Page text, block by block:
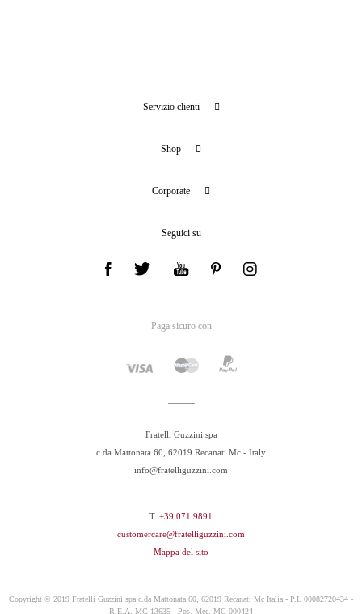
Servizio clienti
Shop
Corporate
Seguici su
Fratelli Guzzini spa
c.da Mattonata 60, 62019 Recanati Mc - Italy
info@fratelliguzzini.com
T. +39 071 9891
customercare@fratelliguzzini.com
Mappa del sito
Paga sicuro con
Copyright © 2019 Fratelli Guzzini spa c.da Mattonata 60, 62019 Recanati Mc Italia - P.I. 00082720434 -
R.E.A. MC 13635 - Pos. Mec. MC 000424